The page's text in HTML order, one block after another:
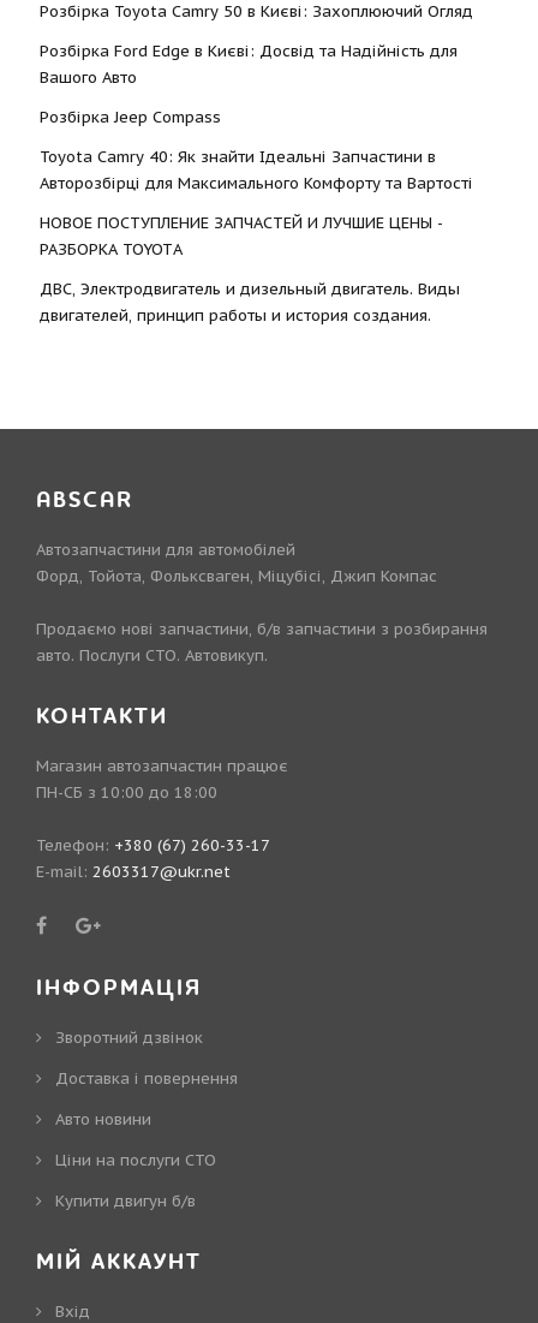
Розбірка Toyota Camry 50 в Києві: Захоплюючий Огляд
Розбірка Ford Edge в Києві: Досвід та Надійність для
Вашого Авто
Розбірка Jeep Compass
Toyota Camry 40: Як знайти Ідеальні Запчастини в
Авторозбірці для Максимального Комфорту та Вартості
НОВОЕ ПОСТУПЛЕНИЕ ЗАПЧАСТЕЙ И ЛУЧШИЕ ЦЕНЫ -
РАЗБОРКА TOYOTА
ДВС, Электродвигатель и дизельный двигатель. Виды
двигателей, принцип работы и история создания.
ABSCAR
Автозапчастини для автомобілей
Форд, Тойота, Фольксваген, Міцубісі, Джип Компас
Продаємо нові запчастини, б/в запчастини з розбирання
авто. Послуги СТО. Автовикуп.
КОНТАКТИ
Магазин автозапчастин працює
ПН-СБ з 10:00 до 18:00
Телефон: +380 (67) 260-33-17
E-mail: 2603317@ukr.net
ІНФОРМАЦІЯ
Зворотний дзвінок
Доставка і повернення
Авто новини
Ціни на послуги СТО
Купити двигун б/в
МІЙ АККАУНТ
Вхід